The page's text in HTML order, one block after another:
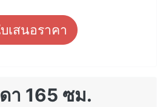
เสนอราคา
า 165 ซม.